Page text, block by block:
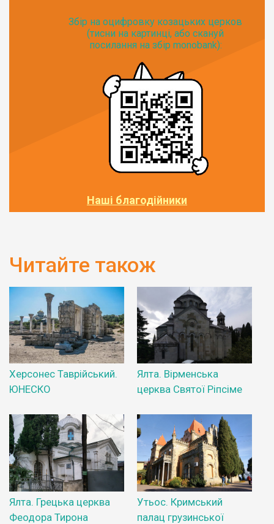
Збір на оцифровку козацьких церков
(тисни на картинці, або скануй
посилання на збір monobank):
Наші благодійники
Читайте також
Херсонес Таврійський.
ЮНЕСКО
Ялта. Вірменська
церква Святої Ріпсіме
Ялта. Грецька церква
Феодора Тирона
Утьос. Кримський
палац грузинської